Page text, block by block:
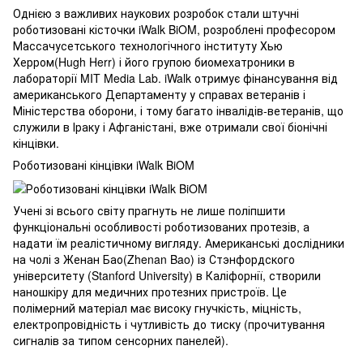
Однією з важливих наукових розробок стали штучні
роботизовані кісточки iWalk BiOM, розроблені професором
Массачусетського технологічного інституту Хью
Херром(Hugh Herr) і його групою биомехатроники в
лабораторії MIT Media Lab. iWalk отримує фінансування від
американського Департаменту у справах ветеранів і
Міністерства оборони, і тому багато інвалідів-ветеранів, що
служили в Іраку і Афганістані, вже отримали свої біонічні
кінцівки.
Роботизовані кінцівки iWalk BiOM
Учені зі всього світу прагнуть не лише поліпшити
функціональні особливості роботизованих протезів, а
надати їм реалістичному вигляду. Американські дослідники
на чолі з Женан Бао(Zhenan Bao) із Стэнфордского
університету (Stanford University) в Каліфорнії, створили
наношкіру для медичних протезних пристроїв. Це
полімерний матеріал має високу гнучкість, міцність,
електропровідність і чутливість до тиску (прочитування
сигналів за типом сенсорних панелей).